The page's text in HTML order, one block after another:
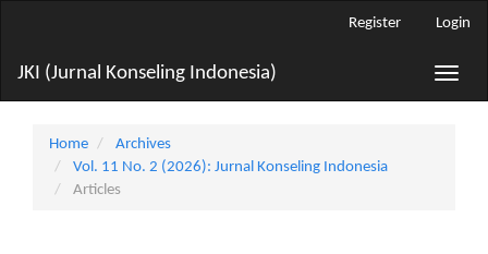
Content
Sidebar
Register Login
Toggle
JKI (Jurnal Konseling Indonesia)
Home
Archives
Vol. 11 No. 2 (2026): Jurnal Konseling Indonesia
Articles